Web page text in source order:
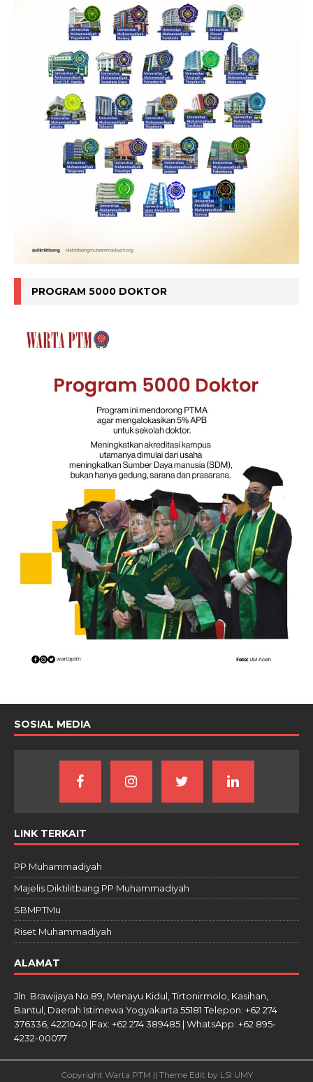
PROGRAM 5000 DOKTOR
SOSIAL MEDIA
LINK TERKAIT
PP Muhammadiyah
Majelis Diktilitbang PP Muhammadiyah
SBMPTMu
Riset Muhammadiyah
ALAMAT
Jln. Brawijaya No.89, Menayu Kidul, Tirtonirmolo, Kasihan,
Bantul, Daerah Istimewa Yogyakarta 55181 Telepon: +62 274
376336, 4221040 |Fax: +62 274 389485 | WhatsApp: +62 895-
4232-00077
Copyright Warta PTM || Theme Edit by LSI UMY